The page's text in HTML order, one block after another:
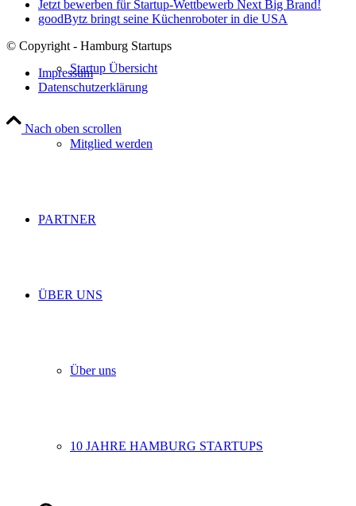
Startup Übersicht
Mitglied werden
PARTNER
ÜBER UNS
Über uns
10 JAHRE HAMBURG STARTUPS
Jetzt bewerben für Startup-Wettbewerb Next Big Brand!
goodBytz bringt seine Küchenroboter in die USA
© Copyright - Hamburg Startups
Impressum
Datenschutzerklärung
Nach oben scrollen